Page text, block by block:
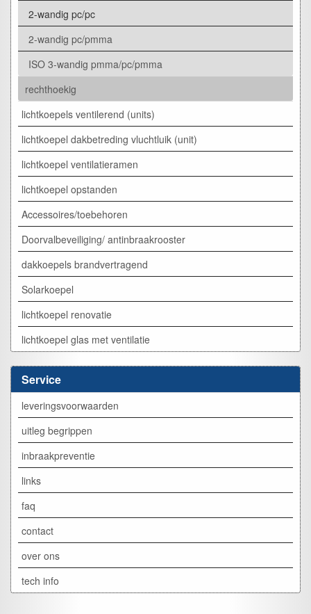
2-wandig pc/pc
2-wandig pc/pmma
ISO 3-wandig pmma/pc/pmma
rechthoekig
lichtkoepels ventilerend (units)
lichtkoepel dakbetreding vluchtluik (unit)
lichtkoepel ventilatieramen
lichtkoepel opstanden
Accessoires/toebehoren
Doorvalbeveiliging/ antinbraakrooster
dakkoepels brandvertragend
Solarkoepel
lichtkoepel renovatie
lichtkoepel glas met ventilatie
Service
leveringsvoorwaarden
uitleg begrippen
inbraakpreventie
links
faq
contact
over ons
tech info